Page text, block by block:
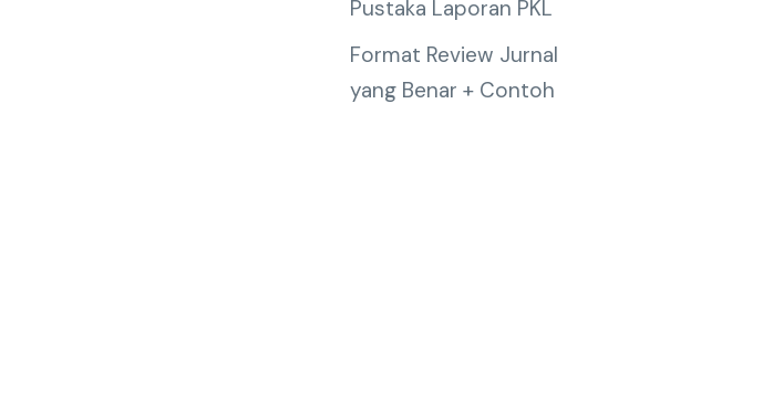
Pustaka Laporan PKL
Format Review Jurnal
yang Benar + Contoh